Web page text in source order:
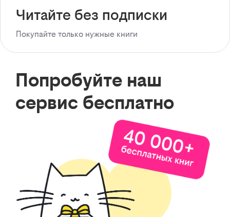
Читайте без подписки
Покупайте только нужные книги
Попробуйте наш
сервис бесплатно